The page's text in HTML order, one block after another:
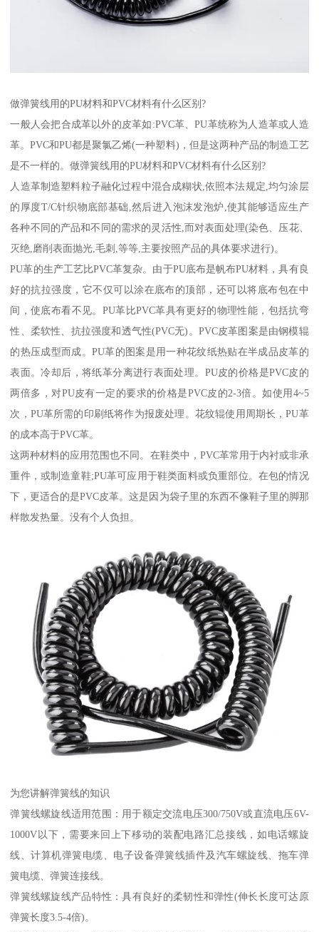
做弹簧线用的PU材料和PVC材料有什么区别?
一般人会把合成革以外的皮革如:PVC革、PU革统称为人造革或人造
革。PVC和PU都是聚氯乙烯(一种塑料)，但是这两种产品的制造工艺
是不一样的。做弹簧线用的PU材料和PVC材料有什么区别?
人造革制造塑料粒子融化过程中混合成糊状,依照本法规定,均匀涂层
的厚度T/C针织物底部基础,然后进入泡沫发泡炉,使其能够适应生产
各种不同的产品和不同的需求的灵活性,而对表面处理(染色、压花、
灭绝,磨削表面抛光,毛刺,等等,主要按照产品的具体要求进行)。
PU革的生产工艺比PVC革复杂。由于PU底布是帆布PU材料，具有良
好的抗拉强度，它不仅可以涂在底布的顶部，还可以将底布包在中
间，使底布看不见。PU革比PVC革具有更好的物理性能，包括抗弯
性、柔软性、抗拉强度和透气性(PVC无)。PVC皮革图案是由钢模辊
的热压成型而成。PU革的图案是用一种花纹纸热贴在半成品皮革的
表面。冷却后，将纸革分离进行表面处理。PU皮的价格是PVC皮的
两倍多，对PU皮有一定的要求的价格是PVC皮的2-3倍。如使用4~5
次，PU革所需的印刷纸将作为报废处理。花纹辊使用周期长，PU革
的成本高于PVC革。
这两种材料的应用范围也不同。在鞋类中，PVC革常用于内衬或非承
重件，或制造童鞋;PU革可应用于鞋类面料或负重部位。在包的情况
下，更适合的是PVC皮革。这是因为袋子里的东西不像鞋子里的脚那
样散发热量。没有个人负担。
为您讲解弹簧线的知识
弹簧线螺旋线适用范围：用于额定交流电压300/750V或直流电压6V-
1000V以下，需要来回上下移动的装配电路汇总接线，如电话螺旋
线、计算机弹簧电缆、电子设备弹簧线插件及汽车螺旋线、拖车弹
簧电缆、弹簧连接线。
弹簧线螺旋线产品特性：具有良好的柔韧性和弹性(伸长长度可达原
弹簧长度3.5-4倍)。